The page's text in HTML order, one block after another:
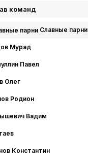
команд
Славные парни
Мурад
Павел
Олег
Родион
Вадим
Константин